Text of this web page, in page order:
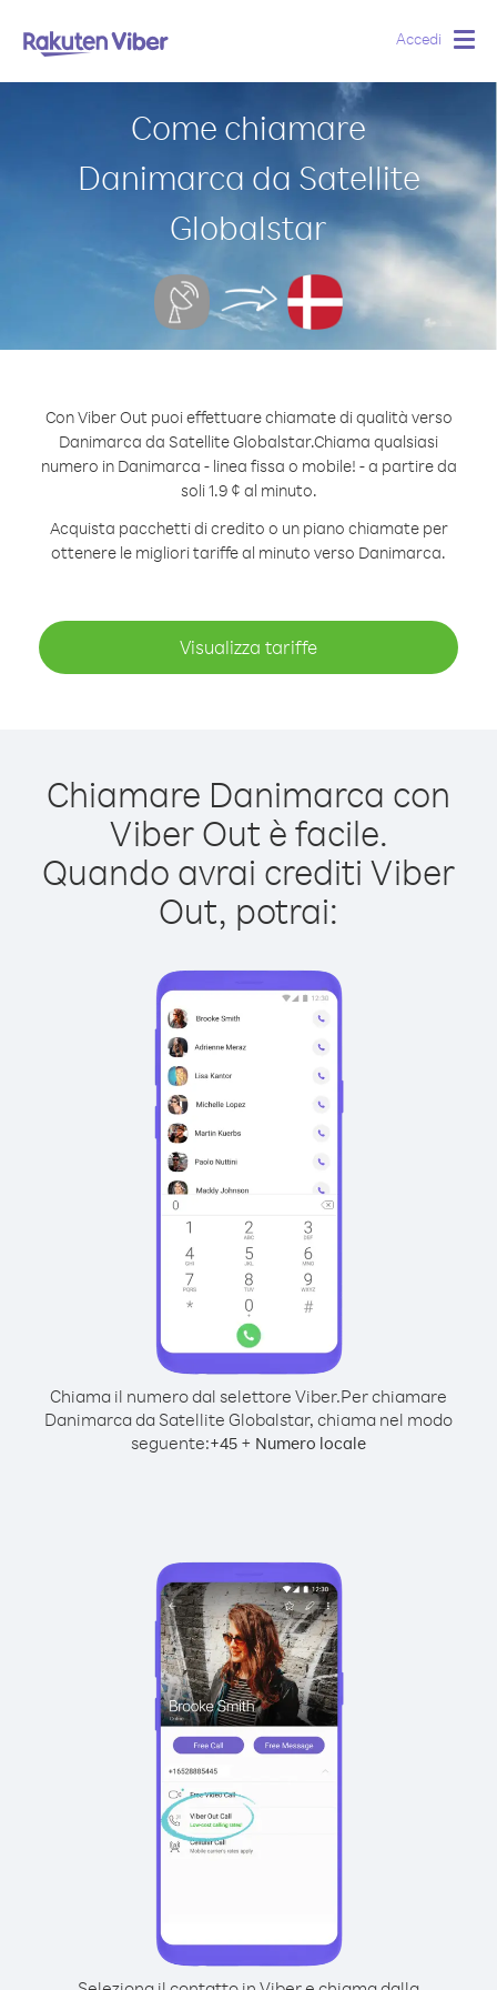
Accedi
Come chiamare
Danimarca da Satellite
Globalstar
Con Viber Out puoi effettuare chiamate di qualità verso
Danimarca da Satellite Globalstar.Chiama qualsiasi
numero in Danimarca - linea fissa o mobile! - a partire da
soli 1.9 ¢ al minuto.
Acquista pacchetti di credito o un piano chiamate per
ottenere le migliori tariffe al minuto verso Danimarca.
Visualizza tariffe
Chiamare Danimarca con
Viber Out è facile.
Quando avrai crediti Viber
Out, potrai:
Chiama il numero dal selettore Viber.Per chiamare
Danimarca da Satellite Globalstar, chiama nel modo
seguente:+45 + Numero locale